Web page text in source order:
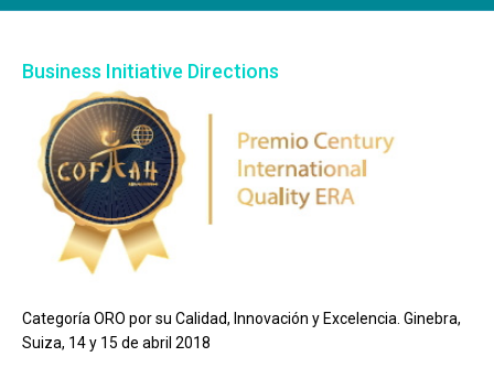
Business Initiative Directions
Categoría ORO por su Calidad, Innovación y Excelencia. Ginebra,
Suiza, 14 y 15 de abril 2018